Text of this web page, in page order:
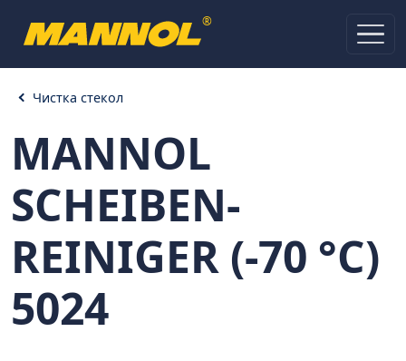
®
Чистка стекол
MANNOL
SCHEIBEN-
REINIGER (-70 °C)
5024